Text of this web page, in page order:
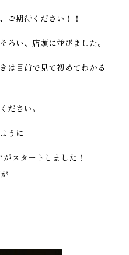
ご期待ください！！
ろい、店頭に並びました。
は目前で見て初めてわかる
ださい。
うに
スタートしました！